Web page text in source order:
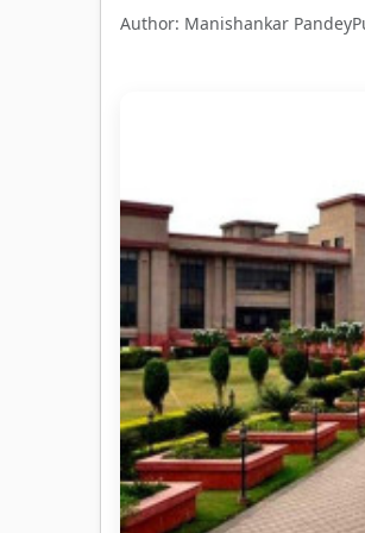
Author: Manishankar Pandey